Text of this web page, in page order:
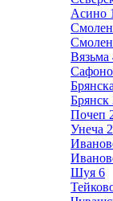
Асино 1
Вязьма
Брянск
Почеп
Унеча 2
Шуя 6